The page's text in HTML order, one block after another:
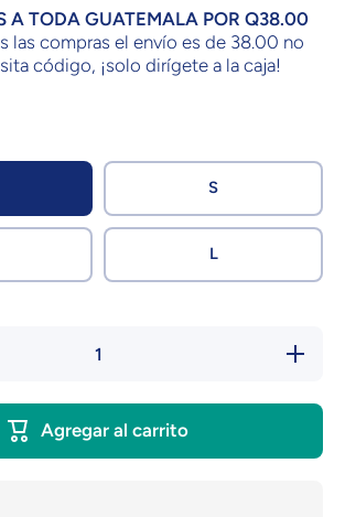
A TODA GUATEMALA POR Q38.00
las compras el envío es de 38.00 no
código, ¡solo dirígete a la caja!
S
L
|
Agregar al carrito